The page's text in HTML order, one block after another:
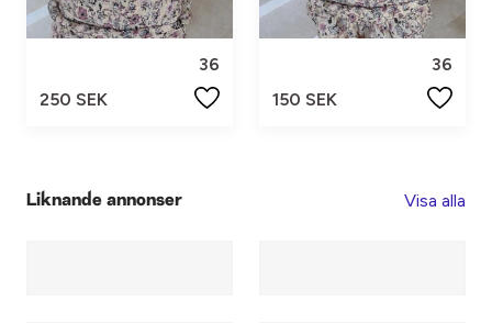
36
250 SEK
36
150 SEK
Liknande annonser Visa alla